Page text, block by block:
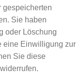
gespeicherten
Sie haben
oder Löschung
eine Einwilligung zur
Sie diese